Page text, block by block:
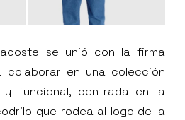
se unió con la firma
colaborar en una colección
y funcional, centrada en la
que rodea al logo de la